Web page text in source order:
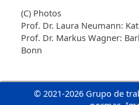
(C) Photos
Prof. Dr. Laura Neumann:
Prof. Dr. Markus Wagner:
Bonn
© 2021-2026 Grupo de